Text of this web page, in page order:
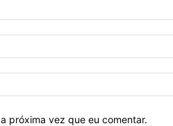
próxima vez que eu comentar.